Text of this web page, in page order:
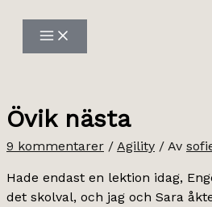
innehåll
Övik nästa
9 kommentarer / Agility / Av
Hade endast en lektion idag,
det skolval, och jag och Sara